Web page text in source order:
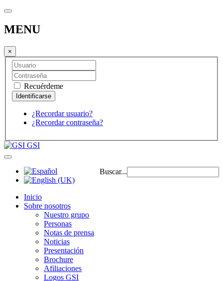
MENU
×
Recuérdeme
¿Recordar usuario?
¿Recordar contraseña?
GSI
Buscar...
Inicio
Sobre nosotros
Nuestro grupo
Personas
Notas de prensa
Noticias
Presentación
Brochure
Afiliaciones
Logos GSI